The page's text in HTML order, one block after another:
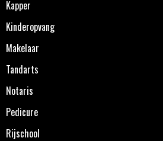
Kapper
Kinderopvang
Makelaar
Tandarts
Notaris
Pedicure
Rijschool